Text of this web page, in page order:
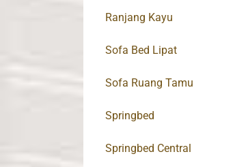
Ranjang Kayu
Sofa Bed Lipat
Sofa Ruang Tamu
Springbed
Springbed Central